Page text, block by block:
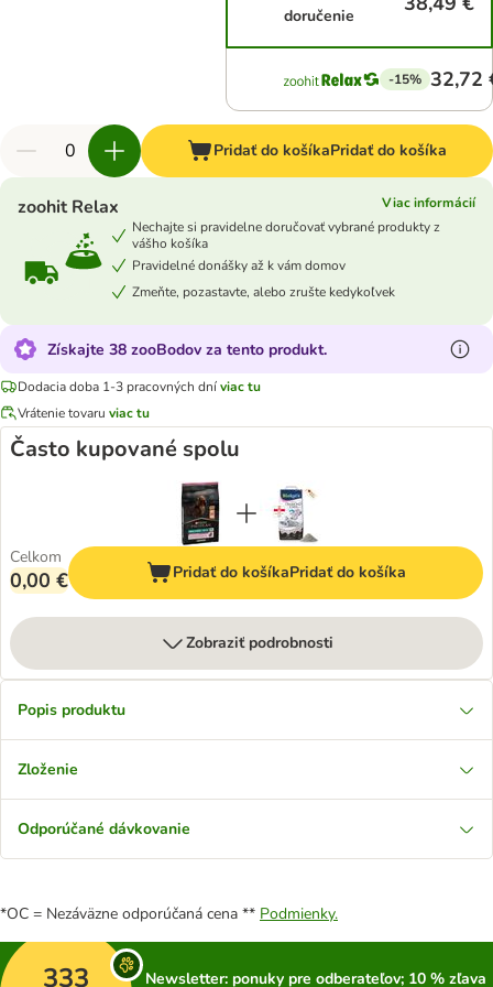
doručenie
-15% 32,72
Pridať do košíkaPridať do košíka
zoohit Relax
Viac informácií
Nechajte si pravidelne doručovať vybrané produkty z
vášho košíka
Pravidelné donášky až k vám domov
Zmeňte, pozastavte, alebo zrušte kedykoľvek
Získajte 38 zooBodov za tento produkt.
Dodacia doba 1-3 pracovných dníviac tu
Vrátenie tovaru viac tu
Často kupované spolu
Celkom
0,00 € Pridať do košíkaPridať do košíka
Zobraziť podrobnosti
Popis produktu
Zloženie
Odporúčané dávkovanie
*OC = Nezáväzne odporúčaná cena ** Podmienky.
333 Newsletter: ponuky pre odberateľov; 10 % zľava